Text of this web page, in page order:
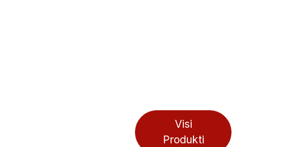
Visi
Produkti